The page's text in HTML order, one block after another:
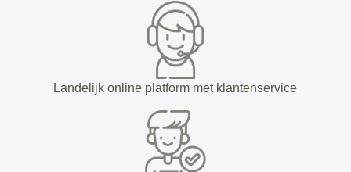
Landelijk online platform met klantenservice